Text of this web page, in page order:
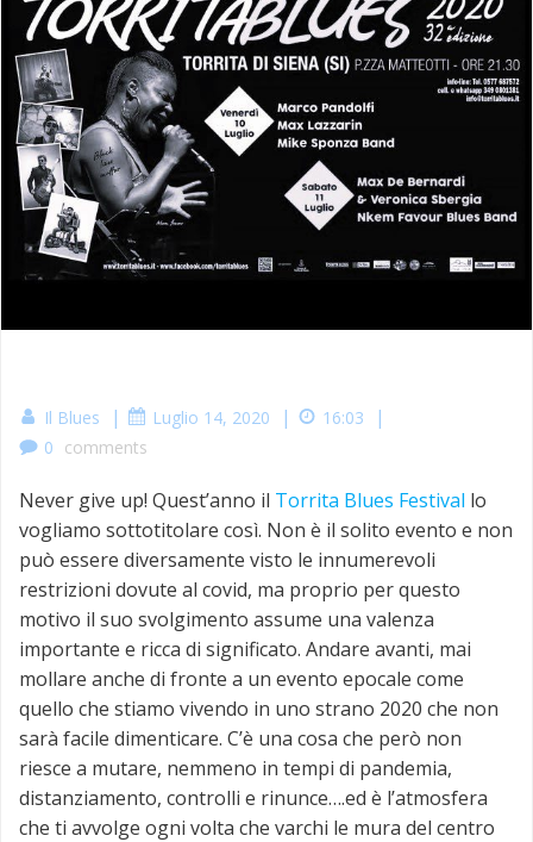
Il Blues | Luglio 14, 2020 | 16:03 |
0 comments
Never give up! Quest’anno il Torrita Blues Festival lo
vogliamo sottotitolare così. Non è il solito evento e non
può essere diversamente visto le innumerevoli
restrizioni dovute al covid, ma proprio per questo
motivo il suo svolgimento assume una valenza
importante e ricca di significato. Andare avanti, mai
mollare anche di fronte a un evento epocale come
quello che stiamo vivendo in uno strano 2020 che non
sarà facile dimenticare. C’è una cosa che però non
riesce a mutare, nemmeno in tempi di pandemia,
distanziamento, controlli e rinunce….ed è l’atmosfera
che ti avvolge ogni volta che varchi le mura del centro